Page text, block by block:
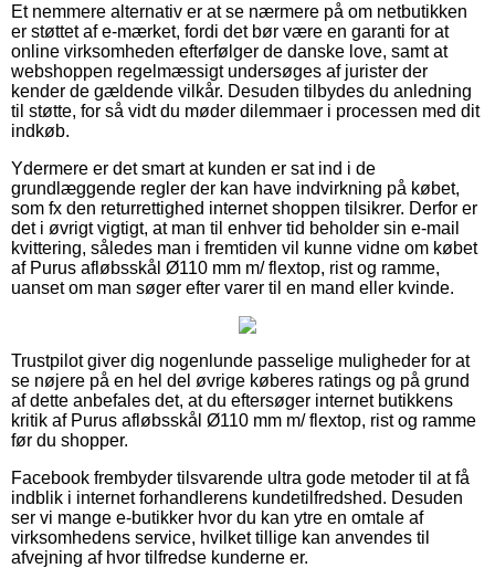
Et nemmere alternativ er at se nærmere på om netbutikken
er støttet af e-mærket, fordi det bør være en garanti for at
online virksomheden efterfølger de danske love, samt at
webshoppen regelmæssigt undersøges af jurister der
kender de gældende vilkår. Desuden tilbydes du anledning
til støtte, for så vidt du møder dilemmaer i processen med dit
indkøb.
Ydermere er det smart at kunden er sat ind i de
grundlæggende regler der kan have indvirkning på købet,
som fx den returrettighed internet shoppen tilsikrer. Derfor er
det i øvrigt vigtigt, at man til enhver tid beholder sin e-mail
kvittering, således man i fremtiden vil kunne vidne om købet
af Purus afløbsskål Ø110 mm m/ flextop, rist og ramme,
uanset om man søger efter varer til en mand eller kvinde.
Trustpilot giver dig nogenlunde passelige muligheder for at
se nøjere på en hel del øvrige køberes ratings og på grund
af dette anbefales det, at du eftersøger internet butikkens
kritik af Purus afløbsskål Ø110 mm m/ flextop, rist og ramme
før du shopper.
Facebook frembyder tilsvarende ultra gode metoder til at få
indblik i internet forhandlerens kundetilfredshed. Desuden
ser vi mange e-butikker hvor du kan ytre en omtale af
virksomhedens service, hvilket tillige kan anvendes til
afvejning af hvor tilfredse kunderne er.